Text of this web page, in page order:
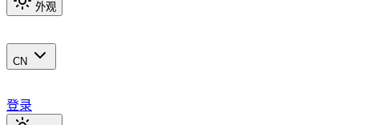
外观
CN
登录